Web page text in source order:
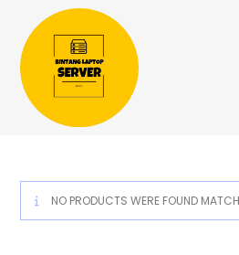
NO PRODUCTS WERE FOUND